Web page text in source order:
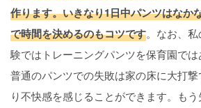
作ります。いきなり1日中パンツはなか
で時間を決めるのもコツです。なお、
験ではトレーニングパンツを保育園では
普通のパンツでの失敗は家の床に大打
り不快感を感じることができます。も